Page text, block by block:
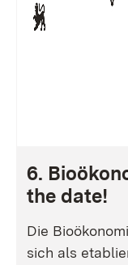
6.
the date!
Die
sich als